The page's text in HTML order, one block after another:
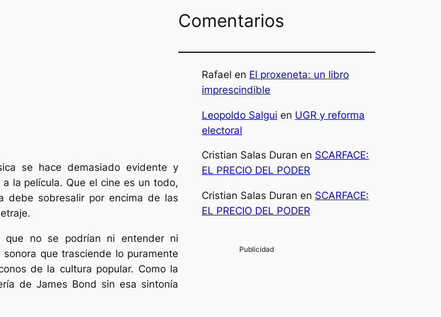
se hace demasiado evidente y
la película. Que el cine es un todo,
debe sobresalir por encima de las
que no se podrían ni entender ni
que trasciende lo puramente
de la cultura popular. Como la
de James Bond sin esa sintonía
Comentarios
Rafael en El proxeneta: un libro
imprescindible
Leopoldo Salgui en UGR y reforma
electoral
Cristian Salas Duran en SCARFACE:
EL PRECIO DEL PODER
Cristian Salas Duran en SCARFACE:
EL PRECIO DEL PODER